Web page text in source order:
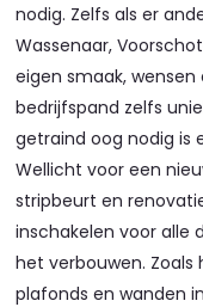
nodig. Zelfs als er
Wassenaar,
eigen smaak,
bedrijfspand zelfs
getraind oog nodig is
Wellicht voor een
stripbeurt en
inschakelen voor alle
het verbouwen.
plafonds en wanden